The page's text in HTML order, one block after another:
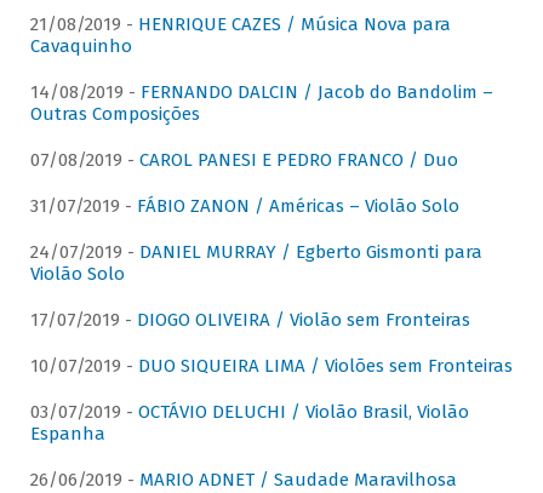
21/08/2019 - HENRIQUE CAZES / Música Nova para
Cavaquinho
14/08/2019 - FERNANDO DALCIN / Jacob do Bandolim –
Outras Composições
07/08/2019 - CAROL PANESI E PEDRO FRANCO / Duo
31/07/2019 - FÁBIO ZANON / Américas – Violão Solo
24/07/2019 - DANIEL MURRAY / Egberto Gismonti para
Violão Solo
17/07/2019 - DIOGO OLIVEIRA / Violão sem Fronteiras
10/07/2019 - DUO SIQUEIRA LIMA / Violões sem Fronteiras
03/07/2019 - OCTÁVIO DELUCHI / Violão Brasil, Violão
Espanha
26/06/2019 - MARIO ADNET / Saudade Maravilhosa